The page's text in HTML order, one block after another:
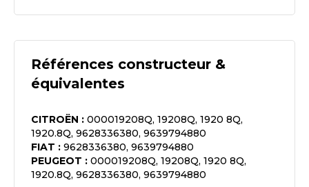
Références constructeur &
équivalentes
CITROËN : 000019208Q, 19208Q, 1920 8Q,
1920.8Q, 9628336380, 9639794880
FIAT : 9628336380, 9639794880
PEUGEOT : 000019208Q, 19208Q, 1920 8Q,
1920.8Q, 9628336380, 9639794880